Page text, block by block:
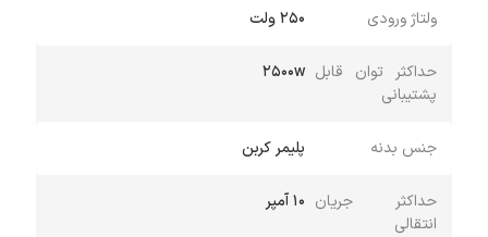
ولتاژ ورودی ۲۵۰ ولت
حداکثر توان قابل
پشتیبانی
۲۵۰۰w
جنس بدنه پلیمر کربن
حداکثر جریان
انتقالی
۱۰ آمپر